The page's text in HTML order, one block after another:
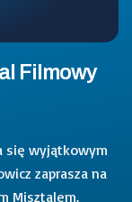
Filmowy
się wyjątkowym
zaprasza na
Misztalem.